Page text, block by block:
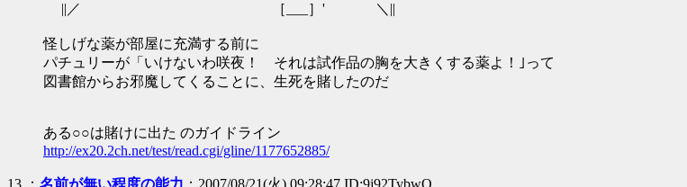
||／ ［___］' ＼||
怪しげな薬が部屋に充満する前に
パチュリーが「いけないわ咲夜！ それは試作品の胸を大きくする薬よ！｣って
図書館からお邪魔してくることに、生死を賭したのだ
ある○○は賭けに出た のガイドライン
http://ex20.2ch.net/test/read.cgi/gline/1177652885/
13 ： 名前が無い程度の能力 ：2007/08/21(火) 09:28:47 ID:9j92TybwO